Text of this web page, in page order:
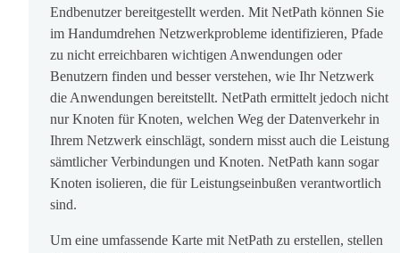
Endbenutzer bereitgestellt werden. Mit NetPath können Sie
im Handumdrehen Netzwerkprobleme identifizieren, Pfade
zu nicht erreichbaren wichtigen Anwendungen oder
Benutzern finden und besser verstehen, wie Ihr Netzwerk
die Anwendungen bereitstellt. NetPath ermittelt jedoch nicht
nur Knoten für Knoten, welchen Weg der Datenverkehr in
Ihrem Netzwerk einschlägt, sondern misst auch die Leistung
sämtlicher Verbindungen und Knoten. NetPath kann sogar
Knoten isolieren, die für Leistungseinbußen verantwortlich
sind.
Um eine umfassende Karte mit NetPath zu erstellen, stellen